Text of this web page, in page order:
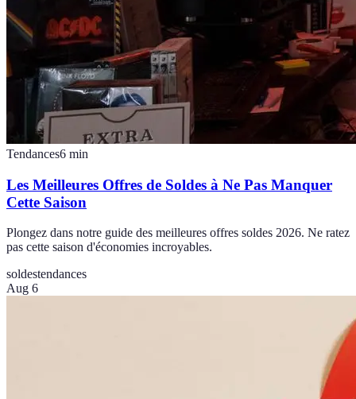
Tendances6 min
Les Meilleures Offres de Soldes à Ne Pas Manquer
Cette Saison
Plongez dans notre guide des meilleures offres soldes 2026. Ne ratez
pas cette saison d'économies incroyables.
soldestendances
Aug 6